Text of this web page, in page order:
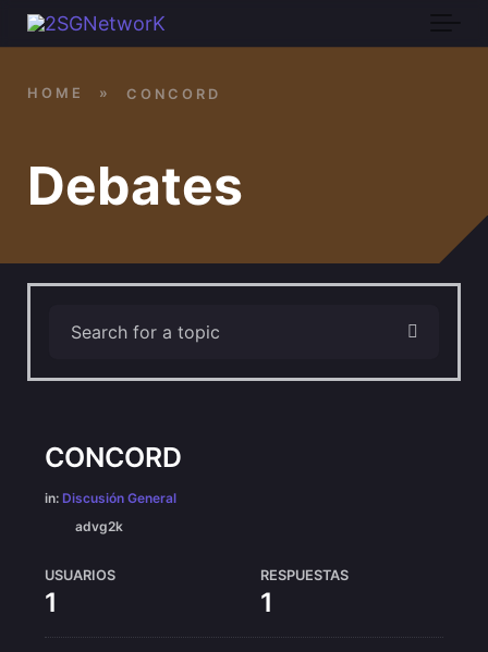
Skip to main content
Debates
HOME » CONCORD
CONCORD
in: Discusión General
advg2k
USUARIOS
1
RESPUESTAS
1